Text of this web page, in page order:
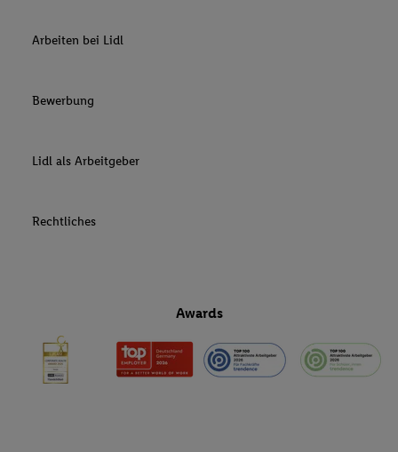
Arbeiten bei Lidl
Bewerbung
Lidl als Arbeitgeber
Rechtliches
Awards